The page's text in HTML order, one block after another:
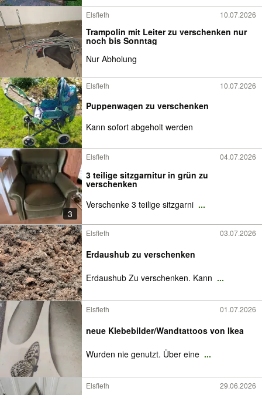
Elsfleth 10.07.2026
Trampolin mit Leiter zu verschenken nur
noch bis Sonntag
Nur Abholung
Elsfleth 10.07.2026
Puppenwagen zu verschenken
Kann sofort abgeholt werden
3
Elsfleth 04.07.2026
3 teilige sitzgarnitur in grün zu
verschenken
Verschenke 3 teilige sitzgarni ...
Elsfleth 03.07.2026
Erdaushub zu verschenken
Erdaushub Zu verschenken. Kann ...
Elsfleth 01.07.2026
neue Klebebilder/Wandtattoos von Ikea
Wurden nie genutzt. Über eine ...
Elsfleth 29.06.2026